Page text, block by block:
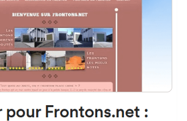
UN FRONTÓN
AÑADIR UN FRONTÓN